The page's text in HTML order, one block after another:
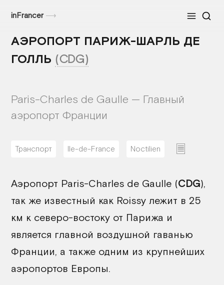
inFrancer⟶ Меню
АЭРОПОРТ ПАРИЖ-ШАРЛЬ ДЕ
ГОЛЛЬ (CDG)
Paris-Charles de Gaulle — Главный
аэропорт Франции
Транспорт Ile-de-France Noctilien
Аэропорт Paris-Charles de Gaulle (CDG),
так же известный как Roissy лежит в 25
км к северо-востоку от Парижа и
является главной воздушной гаванью
Франции, а также одним из крупнейших
аэропортов Европы.